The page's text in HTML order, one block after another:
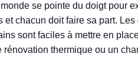
se pointe du doigt pour
chacun doit faire sa part.
sont faciles à mettre en
thermique ou un